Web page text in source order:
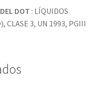
DOT : LÍQUIDOS
CLASE 3, UN 1993, PGIII